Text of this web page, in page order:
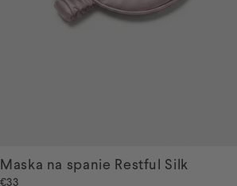
Maska na spanie Restful Silk
€33